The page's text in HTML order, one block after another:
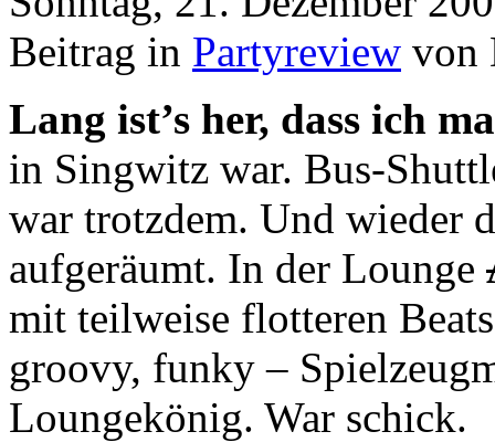
Beitrag in Partyreview von
Lang ist’s her, dass ich
in Singwitz war. Bus-
war trotzdem. Und wieder
aufgeräumt. In der Lounge
mit teilweise flotteren
groovy, funky –
Loungekönig. War schick.